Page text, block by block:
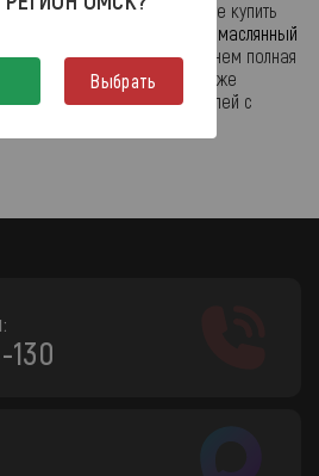
регионам. У нас Вы можете купить
салонный, воздушный или маслянный
по городу (см.Каталог ТО
в нем полная
Всегда в продаже
и отечественных автомобилей с
терминалов выдачи.
130
Выбрать